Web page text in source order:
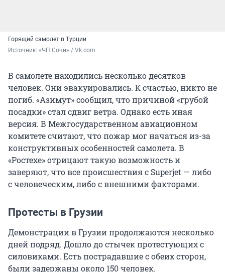
Горящий самолет в Турции
Источник: «ЧП Сочи» / Vk.com
В самолете находились несколько десятков
человек. Они эвакуировались. К счастью, никто не
погиб. «Азимут» сообщил, что причиной «грубой
посадки» стал сдвиг ветра. Однако есть иная
версия. В Межгосударственном авиационном
комитете считают, что пожар мог начаться из-за
конструктивных особенностей самолета. В
«Ростехе» отрицают такую возможность и
заверяют, что все происшествия с Superjet — либо
с человеческим, либо с внешними факторами.
Протесты в Грузии
Демонстрации в Грузии продолжаются несколько
дней подряд. Дошло до стычек протестующих с
силовиками. Есть пострадавшие с обеих сторон,
были задержаны около 150 человек.